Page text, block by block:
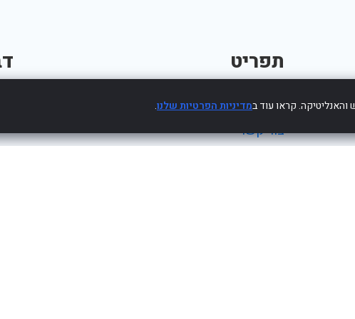
תפריט
פרסום עסק חינם
צור קשר
קראו עוד במדיניות הפרטיות שלנו.